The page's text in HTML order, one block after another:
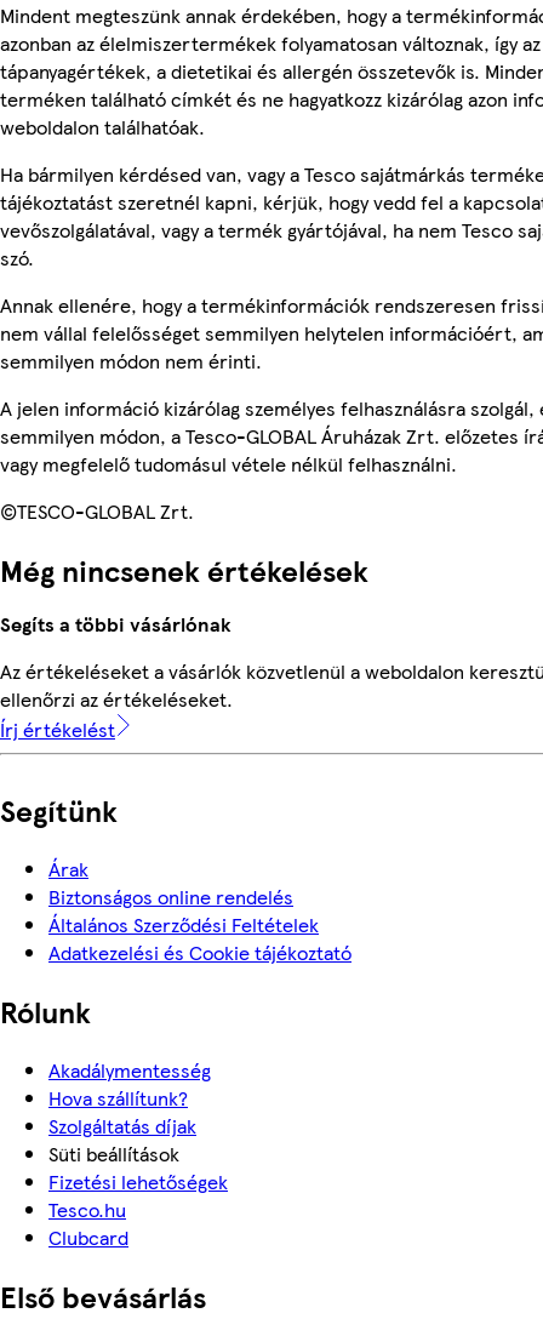
Mindent megteszünk annak érdekében, hogy a
azonban az élelmiszertermékek folyamatosan változnak, így
tápanyagértékek, a dietetikai és allergén összetevők is.
terméken található címkét és ne hagyatkozz kizárólag azon
weboldalon találhatóak.
Ha bármilyen kérdésed van, vagy a Tesco sajátmárkás
tájékoztatást szeretnél kapni, kérjük, hogy vedd fel a
vevőszolgálatával, vagy a termék gyártójával, ha nem Tesco
szó.
Annak ellenére, hogy a termékinformációk rendszeresen
nem vállal felelősséget semmilyen helytelen információért,
semmilyen módon nem érinti.
A jelen információ kizárólag személyes felhasználásra
semmilyen módon, a Tesco-GLOBAL Áruházak Zrt. előzetes
vagy megfelelő tudomásul vétele nélkül felhasználni.
©TESCO-GLOBAL Zrt.
Még nincsenek értékelések
Segíts a többi vásárlónak
Az értékeléseket a vásárlók közvetlenül a weboldalon
ellenőrzi az értékeléseket.
Írj értékelést
Segítünk
Árak
Biztonságos online rendelés
Általános Szerződési Feltételek
Adatkezelési és Cookie tájékoztató
Rólunk
Akadálymentesség
Hova szállítunk?
Szolgáltatás díjak
Süti beállítások
Fizetési lehetőségek
Tesco.hu
Clubcard
Első bevásárlás